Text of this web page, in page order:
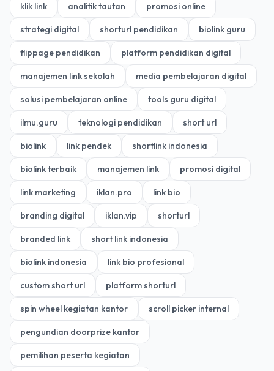
klik link analitik tautan promosi online
strategi digital shorturl pendidikan biolink guru
flippage pendidikan platform pendidikan digital
manajemen link sekolah media pembelajaran digital
solusi pembelajaran online tools guru digital
ilmu.guru teknologi pendidikan short url
biolink link pendek shortlink indonesia
biolink terbaik manajemen link promosi digital
link marketing iklan.pro link bio
branding digital iklan.vip shorturl
branded link short link indonesia
biolink indonesia link bio profesional
custom short url platform shorturl
spin wheel kegiatan kantor scroll picker internal
pengundian doorprize kantor
pemilihan peserta kegiatan